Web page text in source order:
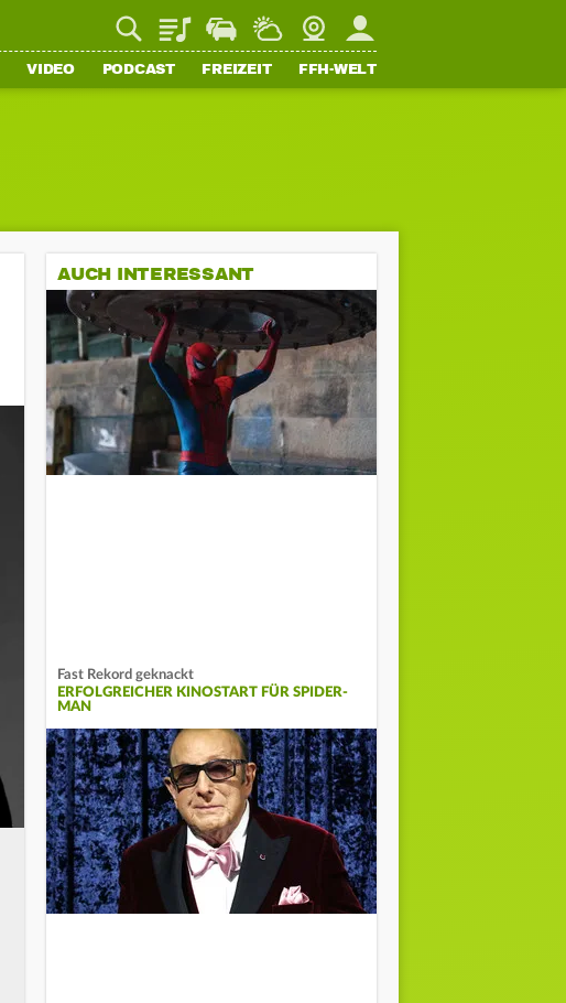
PlaylistStaupilotWetterWebcamMein FFH
VIDEO PODCAST FREIZEIT FFH-WELT
AUCH INTERESSANT
Fast Rekord geknackt
ERFOLGREICHER KINOSTART FÜR SPIDER-
MAN